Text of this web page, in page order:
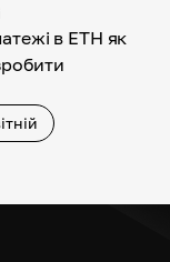
в ETH як